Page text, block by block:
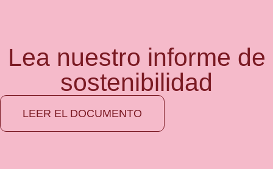
Lea nuestro informe de
sostenibilidad
LEER EL DOCUMENTO